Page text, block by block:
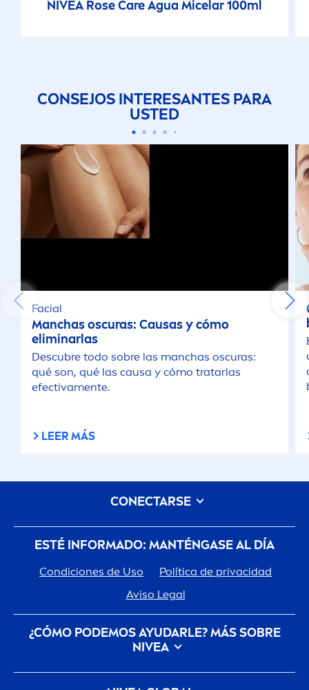
NIVEA RoseCareAgua Micelar 100ml
CONSEJOS INTERESANTES PARA
USTED
Facial
Manchas oscuras: Causas y cómo
eliminarlas
Descubre todo sobre las manchas oscuras:
qué son, qué las causa y cómo tratarlas
efectivamente.
LEER MÁS
ESTÉ INFORMADO: MANTÉNGASE AL DÍA
Condiciones de Uso
Política de privacidad
Aviso Legal
¿CÓMO PODEMOS AYUDARLE? MÁS SOBRE
NIVEA
Historia De La Marca Trabajar en Beiersdorf
CONECTARSE